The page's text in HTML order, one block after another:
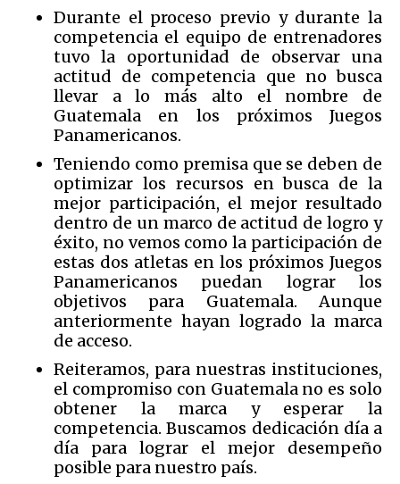
Durante el proceso previo y durante la
competencia el equipo de entrenadores
tuvo la oportunidad de observar una
actitud de competencia que no busca
llevar a lo más alto el nombre de
Guatemala en los próximos Juegos
Panamericanos.
Teniendo como premisa que se deben de
optimizar los recursos en busca de la
mejor participación, el mejor resultado
dentro de un marco de actitud de logro y
éxito, no vemos como la participación de
estas dos atletas en los próximos Juegos
Panamericanos puedan lograr los
objetivos para Guatemala. Aunque
anteriormente hayan logrado la marca
de acceso.
Reiteramos, para nuestras instituciones,
el compromiso con Guatemala no es solo
obtener la marca y esperar la
competencia. Buscamos dedicación día a
día para lograr el mejor desempeño
posible para nuestro país.